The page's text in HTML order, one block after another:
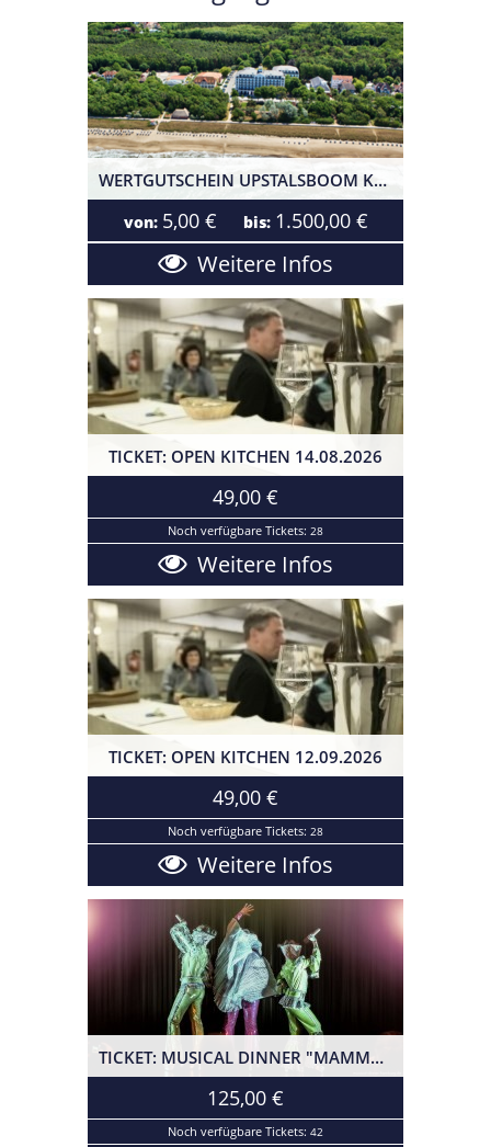
WERTGUTSCHEIN UPSTALSBOOM KÜHLUNGSBORN
von: 5,00 € bis: 1.500,00 €
Weitere Infos
TICKET: OPEN KITCHEN 14.08.2026
Open Kitchen I 14.08.2026
49,00 €
Noch verfügbare Tickets: 28
Weitere Infos
TICKET: OPEN KITCHEN 12.09.2026
Open Kitchen I 12.09.2026
49,00 €
Noch verfügbare Tickets: 28
Weitere Infos
TICKET: MUSICAL DINNER "MAMMA MIA! SPECIAL" 27.02.2027
Ticket: Musical Dinner "Mamma Mia!
Special" I 27.02.2027
125,00 €
Noch verfügbare Tickets: 42